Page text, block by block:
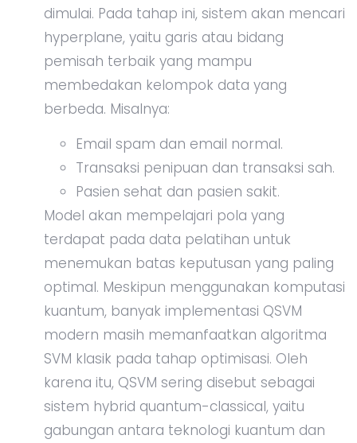
dimulai. Pada tahap ini, sistem akan mencari
hyperplane, yaitu garis atau bidang
pemisah terbaik yang mampu
membedakan kelompok data yang
berbeda. Misalnya:
Email spam dan email normal.
Transaksi penipuan dan transaksi sah.
Pasien sehat dan pasien sakit.
Model akan mempelajari pola yang
terdapat pada data pelatihan untuk
menemukan batas keputusan yang paling
optimal. Meskipun menggunakan komputasi
kuantum, banyak implementasi QSVM
modern masih memanfaatkan algoritma
SVM klasik pada tahap optimisasi. Oleh
karena itu, QSVM sering disebut sebagai
sistem hybrid quantum-classical, yaitu
gabungan antara teknologi kuantum dan